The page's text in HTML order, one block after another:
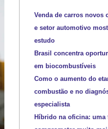
Venda de carros novos
e setor automotivo
estudo
Brasil concentra
em biocombustíveis
Como o aumento do
combustão e no
especialista
Híbrido na oficina: